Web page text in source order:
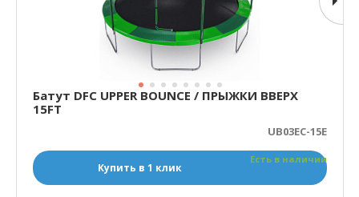
Батут DFC UPPER BOUNCE / ПРЫЖКИ ВВЕРХ
15FT
UB03EC-15E
Есть в наличии
Купить в 1 клик